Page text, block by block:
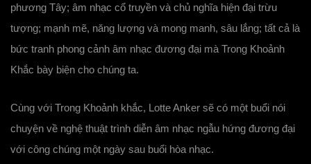
phương Tây; âm nhạc cổ truyền và chủ nghĩa hiện đại trừu
tượng; mạnh mẽ, năng lượng và mong manh, sâu lắng; tất cả là
bức tranh phong cảnh âm nhạc đương đại mà Trong Khoảnh
Khắc bày biện cho chúng ta.
Cùng với Trong Khoảnh khắc, Lotte Anker sẽ có một buổi nói
chuyện về nghệ thuật trình diễn âm nhạc ngẫu hứng đương đại
với công chúng một ngày sau buổi hòa nhạc.